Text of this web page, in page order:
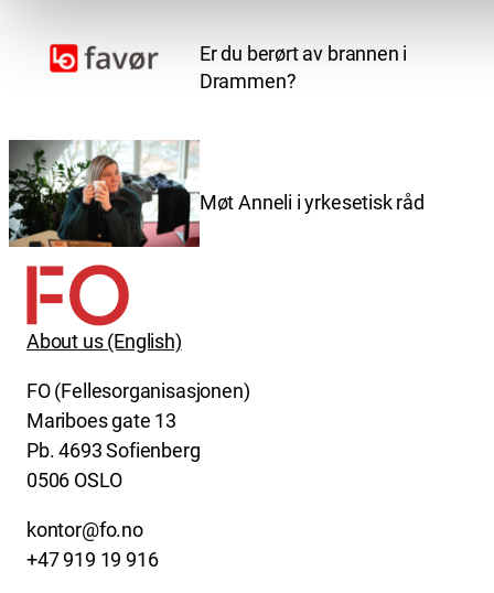
Er du berørt av brannen i
Drammen?
Møt Anneli i yrkesetisk råd
About us (English)
FO (Fellesorganisasjonen)
Mariboes gate 13
Pb. 4693 Sofienberg
0506 OSLO
kontor@fo.no
+47 919 19 916